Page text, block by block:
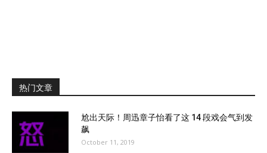
热门文章
尬出天际！周迅章子怡看了这 14 段戏会气到发
飙
October 11, 2019